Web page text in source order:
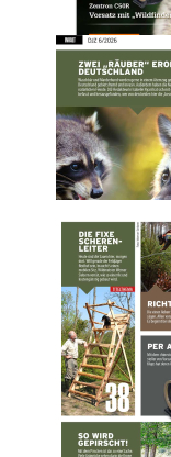
7,80 €
inkl. MwSt. zzgl. Versand
Auswählen
Ausgabenart
Print
Digital
Zum Warenkorb
Zur Wunschliste